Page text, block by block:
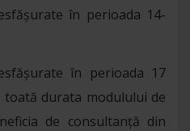
în perioada 14-
în perioada 17
toată durata modulului de
de consultanță din